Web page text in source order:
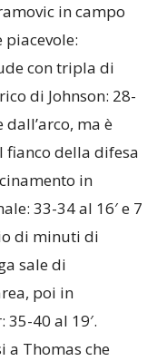
in campo
piacevole:
con tripla di
di Johnson: 28-
dall’arco, ma è
fianco della difesa
in
33-34 al 16′ e 7
di minuti di
sale di
poi in
40 al 19′.
a Thomas che